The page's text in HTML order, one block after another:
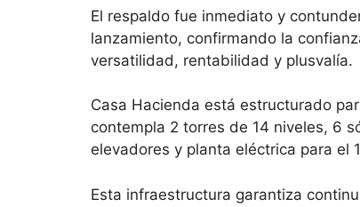
El respaldo fue inmediato y
lanzamiento, confirmando la
versatilidad, rentabilidad y plusvalía.
Casa Hacienda está estructurado
contempla 2 torres de 14 niveles, 6
elevadores y planta eléctrica para el
Esta infraestructura garantiza